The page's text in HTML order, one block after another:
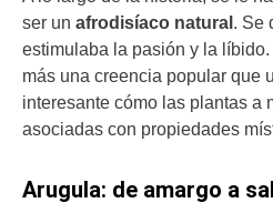
ser un afrodisíaco natural . Se
estimulaba la pasión y la
más una creencia popular que
interesante cómo las plantas a
asociadas con propiedades
Arugula: de amargo a